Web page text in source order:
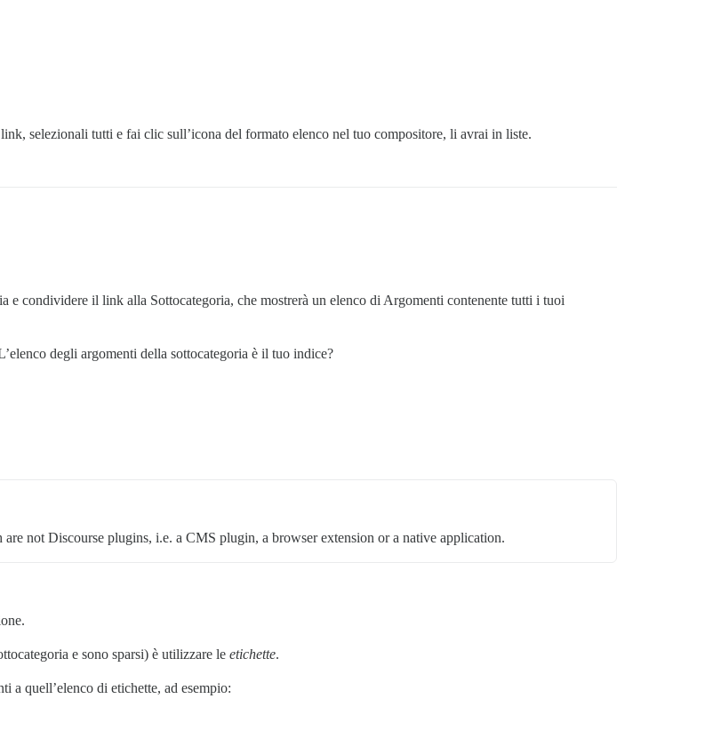
selezionali tutti e fai clic sull’icona del formato elenco nel tuo compositore, li avrai in liste.
e condividere il link alla Sottocategoria, che mostrerà un elenco di Argomenti contenente tutti i tuoi
degli argomenti della sottocategoria è il tuo indice?
not Discourse plugins, i.e. a CMS plugin, a browser extension or a native application.
e sono sparsi) è utilizzare le etichette.
a quell’elenco di etichette, ad esempio: